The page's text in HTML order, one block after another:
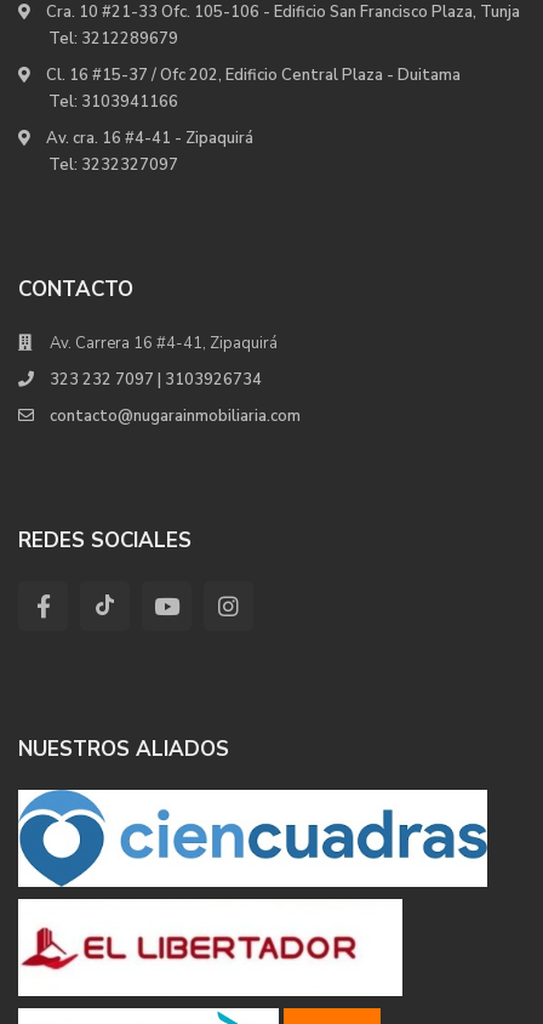
Cra. 10 #21-33 Ofc. 105-106 - Edificio San Francisco Plaza, Tunja
Tel: 3212289679
Cl. 16 #15-37 / Ofc 202, Edificio Central Plaza - Duitama
Tel: 3103941166
Av. cra. 16 #4-41 - Zipaquirá
Tel: 3232327097
CONTACTO
Av. Carrera 16 #4-41, Zipaquirá
323 232 7097 | 3103926734
contacto@nugarainmobiliaria.com
REDES SOCIALES
NUESTROS ALIADOS